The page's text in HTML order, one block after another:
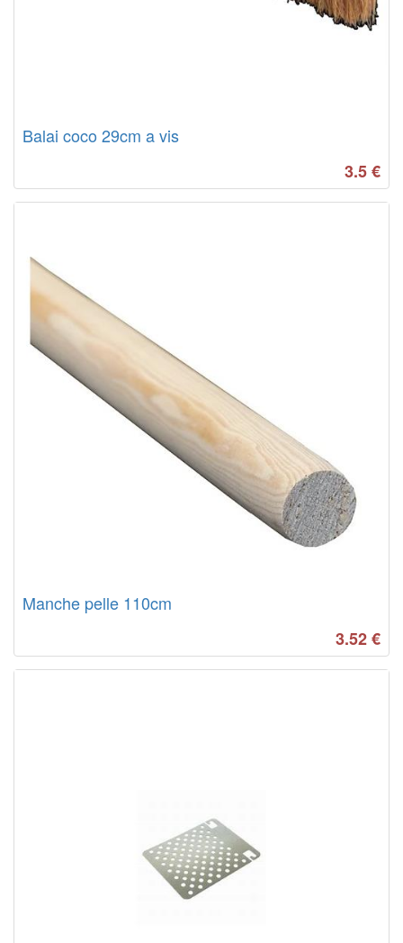
Balai coco 29cm a vis
3.5€
Manche pelle 110cm
3.52€